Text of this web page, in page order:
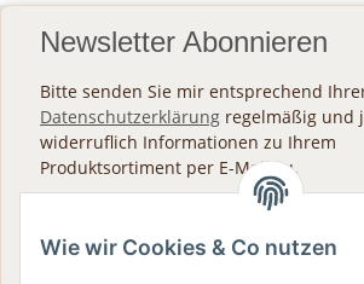
Newsletter Abonnieren
Bitte senden Sie mir entsprechend
Datenschutzerklärung regelmäßig und
widerruflich Informationen zu Ihrem
Produktsortiment per E-Mail zu.
Newsletter Abonnieren
Wie wir Cookies & Co nutzen